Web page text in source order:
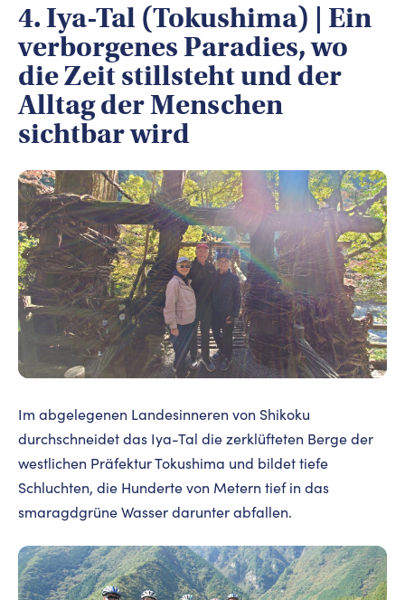
4. Iya-Tal (Tokushima) | Ein
verborgenes Paradies, wo
die Zeit stillsteht und der
Alltag der Menschen
sichtbar wird
Im abgelegenen Landesinneren von Shikoku
durchschneidet das Iya-Tal die zerklüfteten Berge der
westlichen Präfektur Tokushima und bildet tiefe
Schluchten, die Hunderte von Metern tief in das
smaragdgrüne Wasser darunter abfallen.